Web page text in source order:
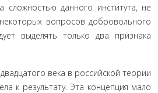
сложностью данного института, не
вопросов добровольного
выделять только два признака
века в россий­ской теории
к результату. Эта концепция мало